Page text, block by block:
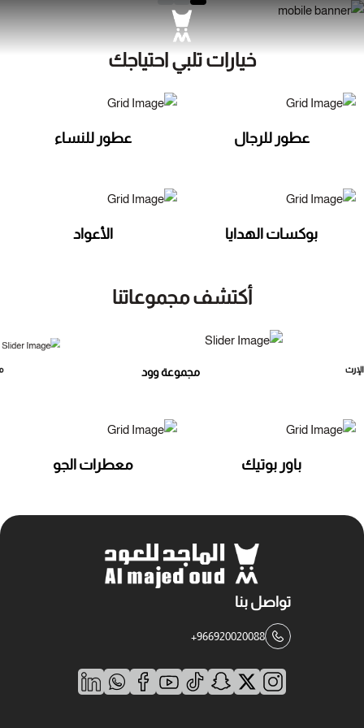
الماجد للعود: أرقى
خيارات تلبي احتياجك
عطور للرجال عطور للنساء
بوكسات الهدايا الأعواد
أكتشف مجموعاتنا
مجموعة وود
باور بوتيك معطرات الجو
تواصل بنا
+966920020088